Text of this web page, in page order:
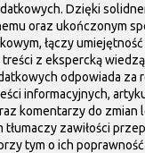
Dzięki
oraz ukończonym
łączy
treści z ekspercką
odpowiada za
informacyjnych,
komentarzy do zmian
tłumaczy zawiłości
tym o ich